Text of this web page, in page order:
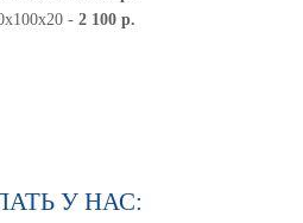
- 2 100 р.
У НАС: